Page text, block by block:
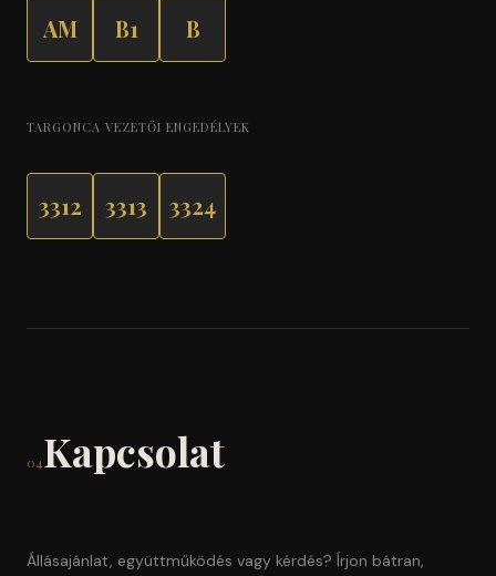
AM B1 B
TARGONCA VEZETŐI ENGEDÉLYEK
3312 3313 3324
04Kapcsolat
Állásajánlat, együttműködés vagy kérdés? Írjon bátran,